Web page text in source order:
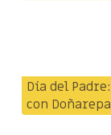
Día del
con Doñarepa